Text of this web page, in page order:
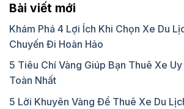
Bài viết mới
Khám Phá 4 Lợi Ích Khi Chọn Xe Du
Chuyến Đi Hoàn Hảo
5 Tiêu Chí Vàng Giúp Bạn Thuê Xe
Toàn Nhất
5 Lời Khuyên Vàng Để Thuê Xe Du